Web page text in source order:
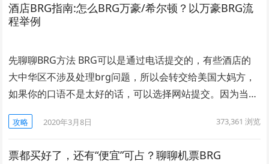
酒店BRG指南:怎么BRG万豪/希尔顿？以万豪BRG流
程举例
先聊聊BRG方法 BRG可以是通过电话提交的，有些酒店的
大中华区不涉及处理brg问题，所以会转交给美国大妈方，
如果你的口语不是太好的话，可以选择网站提交。因为当…
攻略 2020年3月8日 373,361 浏览
票都买好了，还有“便宜”可占？聊聊机票BRG